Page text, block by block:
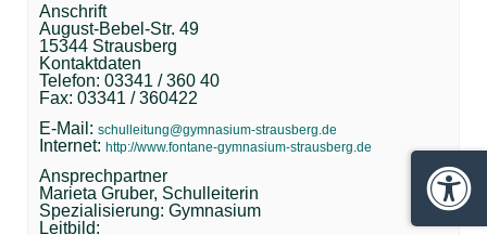
Anschrift
August-Bebel-Str. 49
15344 Strausberg
Kontaktdaten
Telefon: 03341 / 360 40
Fax: 03341 / 360422
E-Mail: schulleitung@gymnasium-strausberg.de
Internet: http://www.fontane-gymnasium-strausberg.de
Ansprechpartner
Marieta Gruber, Schulleiterin
Spezialisierung: Gymnasium
Leitbild: